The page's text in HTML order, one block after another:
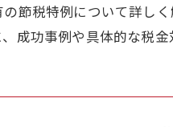
節税特例について詳し
成功事例や具体的な税